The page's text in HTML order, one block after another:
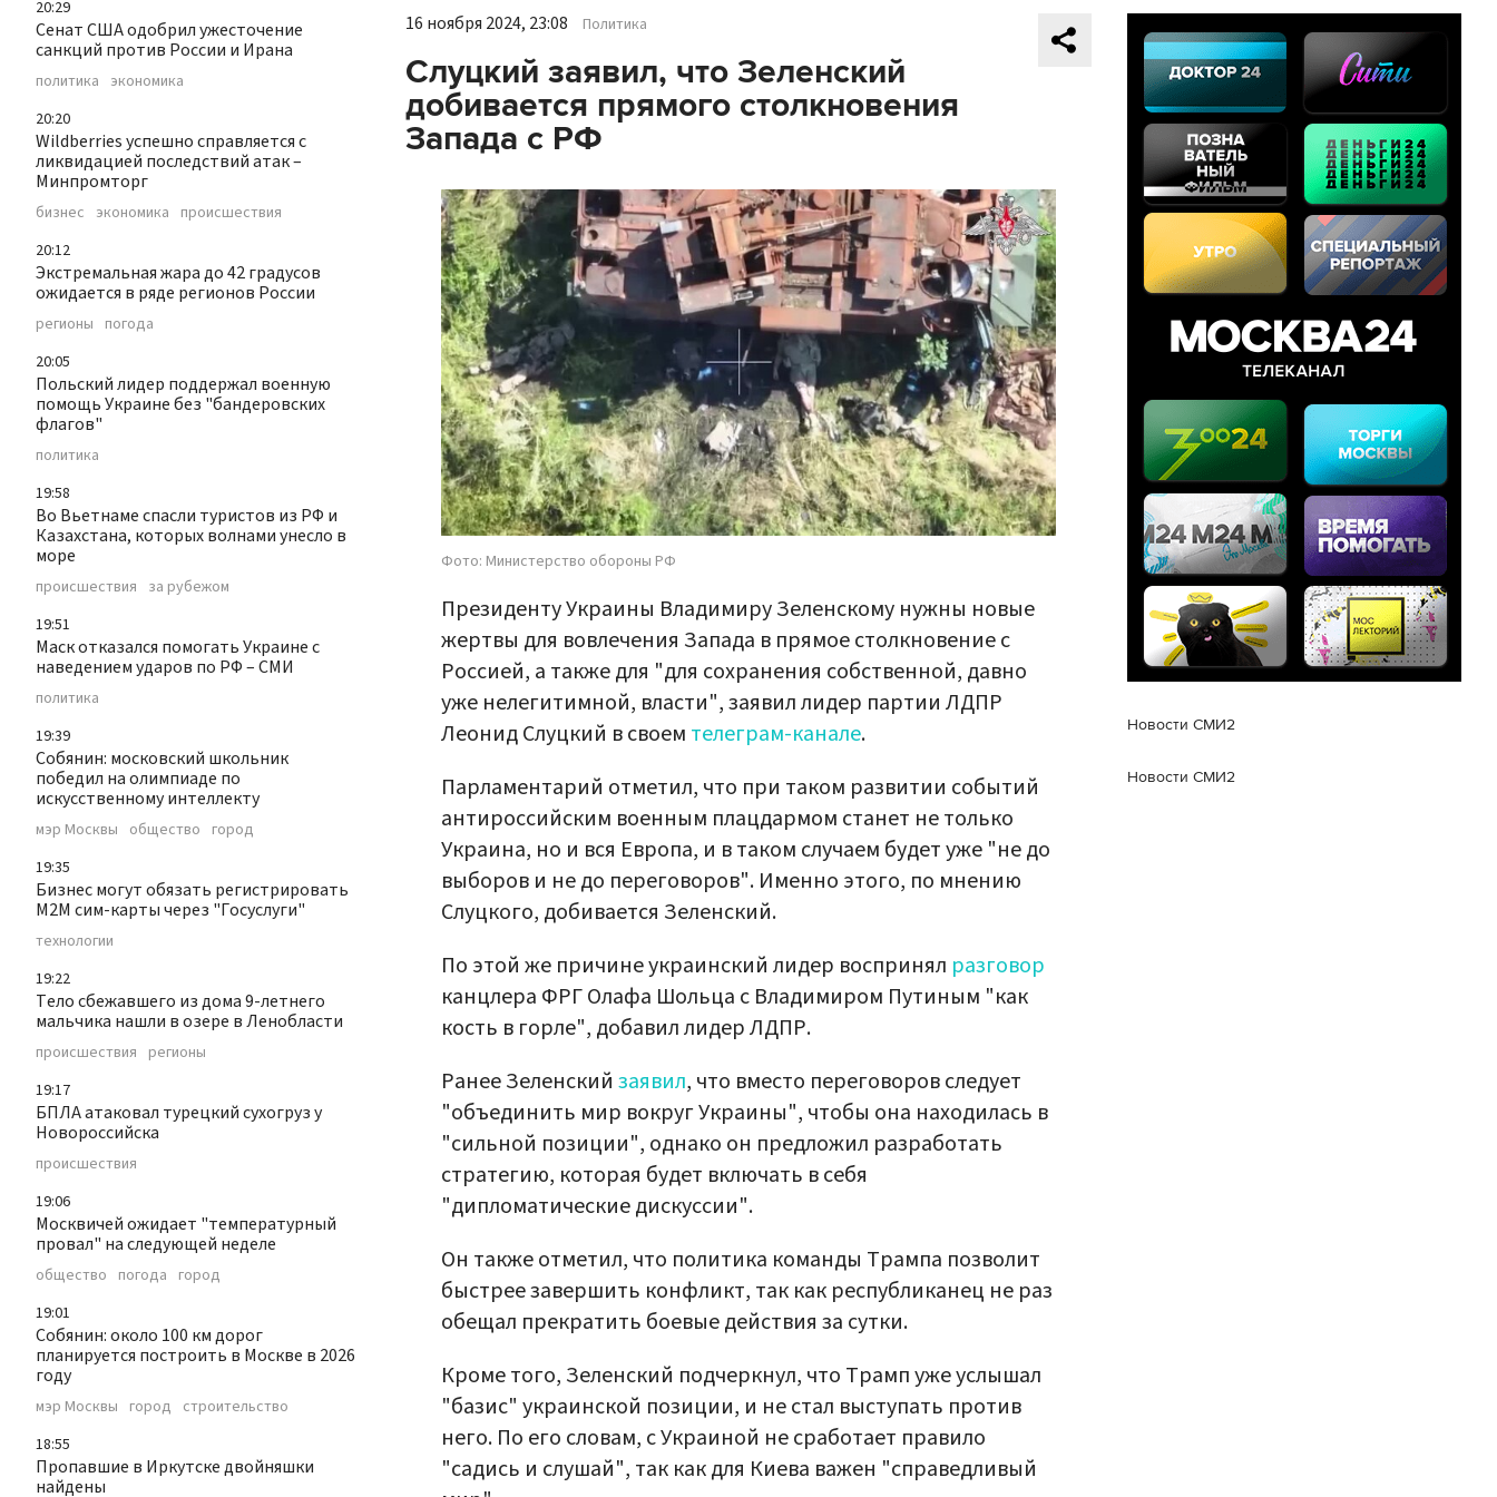
20:29
Сенат США одобрил ужесточение
санкций против России и Ирана
политика экономика
20:20
Wildberries успешно справляется с
ликвидацией последствий атак –
Минпромторг
бизнес экономика происшествия
20:12
Экстремальная жара до 42 градусов
ожидается в ряде регионов России
регионы погода
20:05
Польский лидер поддержал военную
помощь Украине без "бандеровских
флагов"
политика
19:58
Во Вьетнаме спасли туристов из РФ и
Казахстана, которых волнами унесло в
море
происшествия за рубежом
19:51
Маск отказался помогать Украине с
наведением ударов по РФ – СМИ
политика
19:39
Собянин: московский школьник
победил на олимпиаде по
искусственному интеллекту
мэр Москвы общество город
19:35
Бизнес могут обязать регистрировать
М2М сим-карты через "Госуслуги"
технологии
19:22
Тело сбежавшего из дома 9-летнего
мальчика нашли в озере в Ленобласти
происшествия регионы
19:17
БПЛА атаковал турецкий сухогруз у
Новороссийска
происшествия
19:06
Москвичей ожидает "температурный
провал" на следующей неделе
общество погода город
19:01
Собянин: около 100 км дорог
планируется построить в Москве в 2026
году
мэр Москвы город строительство
18:55
Пропавшие в Иркутске двойняшки
найдены
16 ноября 2024, 23:08 Политика
Слуцкий заявил, что Зеленский
добивается прямого столкновения
Запада с РФ
Фото: Министерство обороны РФ
Президенту Украины Владимиру Зеленскому нужны новые
жертвы для вовлечения Запада в прямое столкновение с
Россией, а также для "для сохранения собственной, давно
уже нелегитимной, власти", заявил лидер партии ЛДПР
Леонид Слуцкий в своем телеграм-канале.
Парламентарий отметил, что при таком развитии событий
антироссийским военным плацдармом станет не только
Украина, но и вся Европа, и в таком случаем будет уже "не до
выборов и не до переговоров". Именно этого, по мнению
Слуцкого, добивается Зеленский.
По этой же причине украинский лидер воспринял разговор
канцлера ФРГ Олафа Шольца с Владимиром Путиным "как
кость в горле", добавил лидер ЛДПР.
Ранее Зеленский заявил, что вместо переговоров следует
"объединить мир вокруг Украины", чтобы она находилась в
"сильной позиции", однако он предложил разработать
стратегию, которая будет включать в себя
"дипломатические дискуссии".
Он также отметил, что политика команды Трампа позволит
быстрее завершить конфликт, так как республиканец не раз
обещал прекратить боевые действия за сутки.
Кроме того, Зеленский подчеркнул, что Трамп уже услышал
"базис" украинской позиции, и не стал выступать против
него. По его словам, с Украиной не сработает правило
"садись и слушай", так как для Киева важен "справедливый
Новости СМИ2
Новости СМИ2